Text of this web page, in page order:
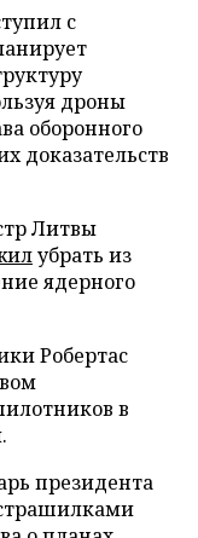
с
дроны
оборонного
доказательств
Литвы
убрать из
ядерного
Робертас
в
президента